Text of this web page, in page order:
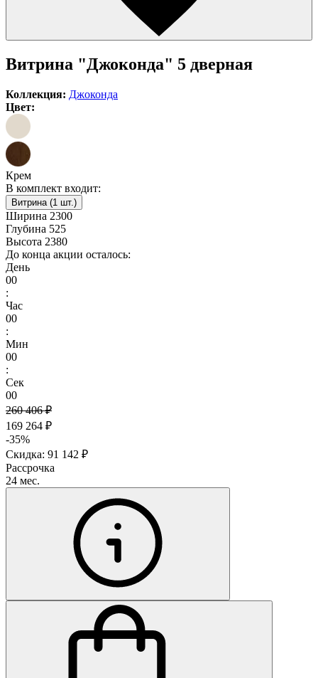
Витрина "Джоконда" 5 дверная
Коллекция: Джоконда
Цвет:
Крем
В комплект входит:
Витрина (1 шт.)
Ширина 2300
Глубина 525
Высота 2380
До конца акции осталось:
День
00
:
Час
00
:
Мин
00
:
Сек
00
260 406 ₽
169 264 ₽
-35%
Скидка: 91 142 ₽
Рассрочка
24 мес.